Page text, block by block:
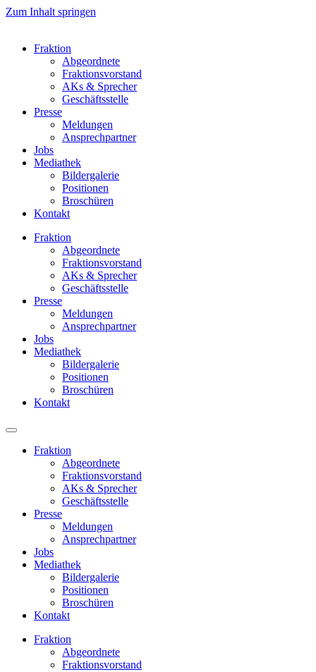
Zum Inhalt springen
Fraktion
Abgeordnete
Fraktions­vorstand
AKs & Sprecher
Geschäftsstelle
Presse
Meldungen
Ansprechpartner
Jobs
Mediathek
Bildergalerie
Positionen
Broschüren
Kontakt
Fraktion
Abgeordnete
Fraktions­vorstand
AKs & Sprecher
Geschäftsstelle
Presse
Meldungen
Ansprechpartner
Jobs
Mediathek
Bildergalerie
Positionen
Broschüren
Kontakt
Fraktion
Abgeordnete
Fraktions­vorstand
AKs & Sprecher
Geschäftsstelle
Presse
Meldungen
Ansprechpartner
Jobs
Mediathek
Bildergalerie
Positionen
Broschüren
Kontakt
Fraktion
Abgeordnete
Fraktions­vorstand